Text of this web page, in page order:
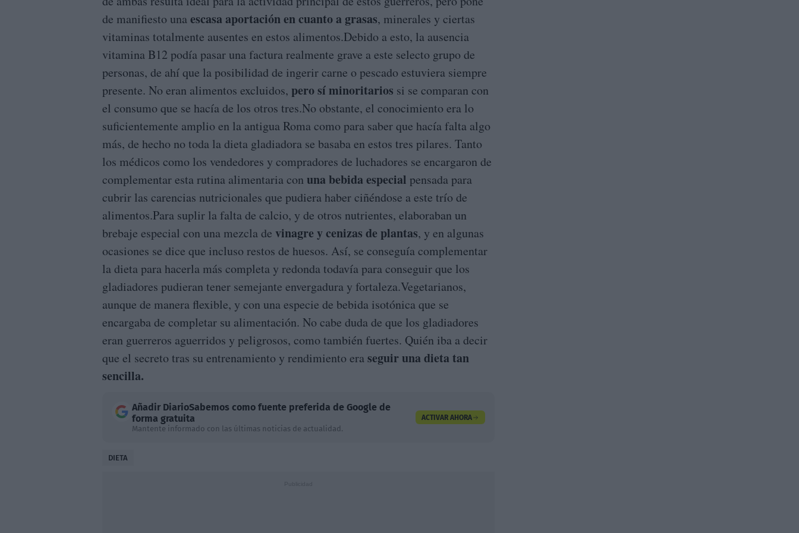
de manifiesto una escasa aportación en cuanto a grasas, minerales y ciertas
vitaminas totalmente ausentes en estos alimentos.Debido a esto, la ausencia
vitamina B12 podía pasar una factura realmente grave a este selecto grupo de
personas, de ahí que la posibilidad de ingerir carne o pescado estuviera siempre
presente. No eran alimentos excluidos, pero sí minoritarios si se comparan con
el consumo que se hacía de los otros tres.No obstante, el conocimiento era lo
suficientemente amplio en la antigua Roma como para saber que hacía falta algo
más, de hecho no toda la dieta gladiadora se basaba en estos tres pilares. Tanto
los médicos como los vendedores y compradores de luchadores se encargaron de
complementar esta rutina alimentaria con una bebida especial pensada para
cubrir las carencias nutricionales que pudiera haber ciñéndose a este trío de
alimentos.Para suplir la falta de calcio, y de otros nutrientes, elaboraban un
brebaje especial con una mezcla de vinagre y cenizas de plantas, y en algunas
ocasiones se dice que incluso restos de huesos. Así, se conseguía complementar
la dieta para hacerla más completa y redonda todavía para conseguir que los
gladiadores pudieran tener semejante envergadura y fortaleza.Vegetarianos,
aunque de manera flexible, y con una especie de bebida isotónica que se
encargaba de completar su alimentación. No cabe duda de que los gladiadores
eran guerreros aguerridos y peligrosos, como también fuertes. Quién iba a decir
que el secreto tras su entrenamiento y rendimiento era seguir una dieta tan
sencilla.
Añadir DiarioSabemos como fuente preferida de Google de
forma gratuita
Mantente informado con las últimas noticias de actualidad.
ACTIVAR AHORA
DIETA